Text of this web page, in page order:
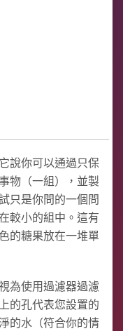
說你可以通過只保
物（一組），並製
只是你問的一個問
較小的組中。這有
的糖果放在一堆單
為使用過濾器過濾
的孔代表您設置的
的水（符合你的情